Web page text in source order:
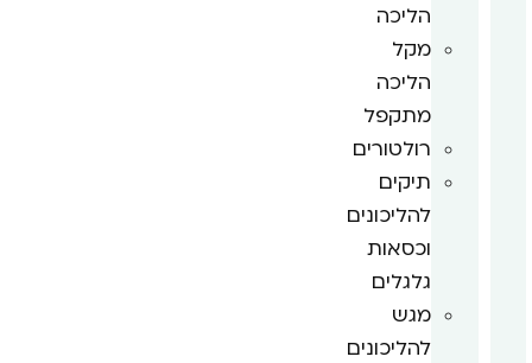
הליכה
מקל
הליכה
מתקפל
רולטורים
תיקים
להליכונים
וכסאות
גלגלים
מגש
להליכונים